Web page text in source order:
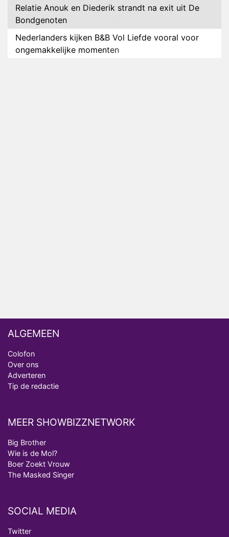
Relatie Anouk en Diederik strandt na exit uit De
Bondgenoten
Nederlanders kijken B&B Vol Liefde vooral voor
ongemakkelijke momenten
ALGEMEEN
Colofon
Over ons
Adverteren
Tip de redactie
MEER SHOWBIZZNETWORK
Big Brother
Wie is de Mol?
Boer Zoekt Vrouw
The Masked Singer
SOCIAL MEDIA
Twitter